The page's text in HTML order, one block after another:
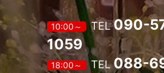
10:00～ TEL090-
1059
18:00～ TEL088-